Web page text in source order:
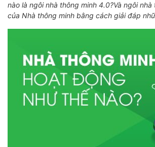
nào là ngôi nhà thông minh 4.0?Và ngôi
của Nhà thông minh bằng cách giải đáp